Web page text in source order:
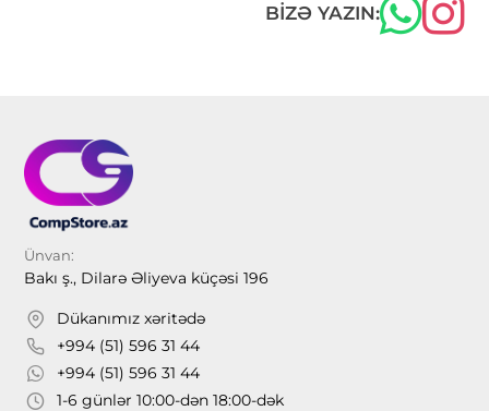
BIZƏ YAZIN:
Ünvan:
Bakı ş., Dilarə Əliyeva küçəsi 196
Dükanımız xəritədə
+994 (51) 596 31 44
+994 (51) 596 31 44
1-6 günlər 10:00-dən 18:00-dək